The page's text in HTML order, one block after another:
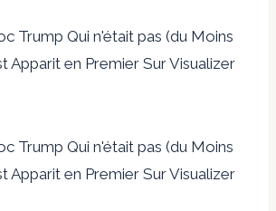
Trump Qui n'était pas (du Moins
Apparit en Premier Sur Visualizer
Trump Qui n'était pas (du Moins
Apparit en Premier Sur Visualizer